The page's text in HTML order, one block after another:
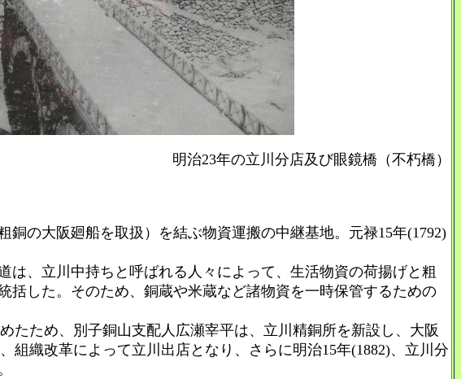
明治23年の立川分店及び眼鏡橋（不朽橋）
の大阪廻船を取扱）を結ぶ物資運搬の中継基地。元禄15年(1792)
、立川中持ちと呼ばれる人々によって、生活物資の荷揚げと粗
括した。そのため、銅蔵や米蔵など諸物資を一時保管するための
たため、別子銅山支配人広瀬宰平は、立川精銅所を新設し、大阪
組織改革によって立川出店となり、さらに明治15年(1882)、立川分